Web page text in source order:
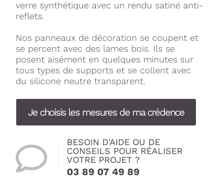
verre synthétique avec un rendu satiné anti-
reflets.
Nos panneaux de décoration se coupent et
se percent avec des lames bois. Ils se
posent aisément en quelques minutes sur
tous types de supports et se collent avec
du silicone neutre transparent.
Je choisis les mesures de ma crédence
BESOIN D'AIDE OU DE
CONSEILS POUR RÉALISER
VOTRE PROJET ?
03 89 07 49 89